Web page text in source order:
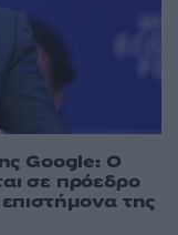
Google: Ο
σε πρόεδρο
της